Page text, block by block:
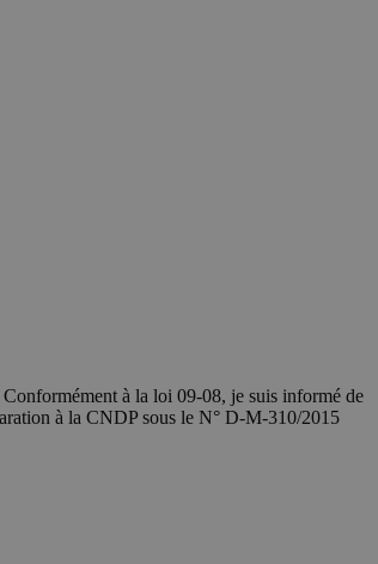
à la loi 09-08, je suis informé de
à la CNDP sous le N° D-M-310/2015